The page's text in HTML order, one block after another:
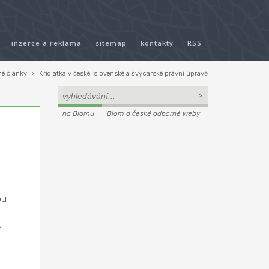
inzerce a reklama sitemap kontakty RSS
články › Křídlatka v české, slovenské a švýcarské právní úpravě
na Biomu Biom a české odborné weby